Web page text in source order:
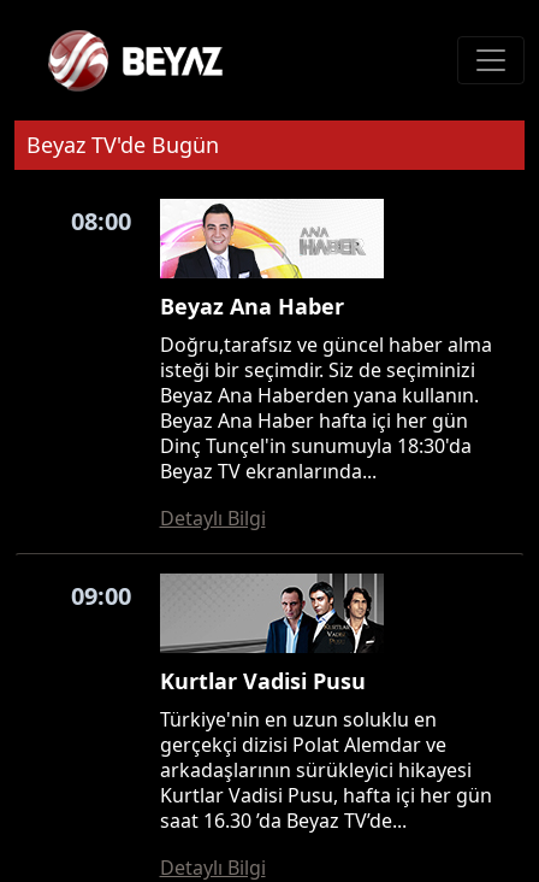
Beyaz TV'de Bugün
08:00
Beyaz Ana Haber
Doğru,tarafsız ve güncel haber alma
isteği bir seçimdir. Siz de seçiminizi
Beyaz Ana Haberden yana kullanın.
Beyaz Ana Haber hafta içi her gün
Dinç Tunçel'in sunumuyla 18:30'da
Beyaz TV ekranlarında...
Detaylı Bilgi
09:00
Kurtlar Vadisi Pusu
Türkiye'nin en uzun soluklu en
gerçekçi dizisi Polat Alemdar ve
arkadaşlarının sürükleyici hikayesi
Kurtlar Vadisi Pusu, hafta içi her gün
saat 16.30 ’da Beyaz TV’de...
Detaylı Bilgi